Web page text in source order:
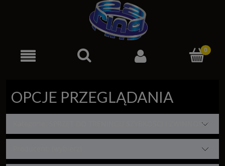
OPCJE PRZEGLĄDANIA
Kategorie: SPRZĘT DO TRENINGU SZYBKOŚCI I ZWINNOŚCI